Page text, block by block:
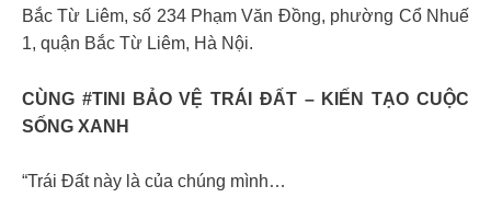
Bắc Từ Liêm, số 234 Phạm Văn Đồng, phường Cổ Nhuế
1, quận Bắc Từ Liêm, Hà Nội.
CÙNG #TINI BẢO VỆ TRÁI ĐẤT – KIẾN TẠO CUỘC
SỐNG XANH
“Trái Đất này là của chúng mình…